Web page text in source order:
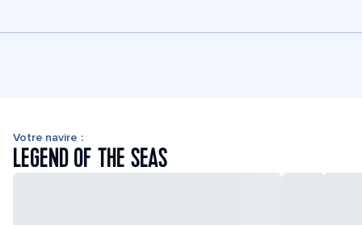
Votre navire :
LEGEND OF THE SEAS